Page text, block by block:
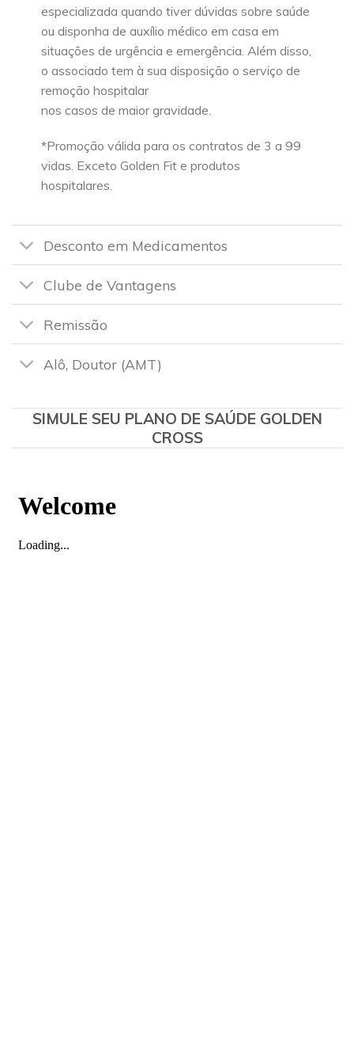
especializada quando tiver dúvidas sobre saúde
ou disponha de auxílio médico em casa em
situações de urgência e emergência. Além disso,
o associado tem à sua disposição o serviço de
remoção hospitalar
nos casos de maior gravidade.
*Promoção válida para os contratos de 3 a 99
vidas. Exceto Golden Fit e produtos
hospitalares.
Desconto em Medicamentos
Clube de Vantagens
Remissão
Alô, Doutor (AMT)
SIMULE SEU PLANO DE SAÚDE GOLDEN
CROSS